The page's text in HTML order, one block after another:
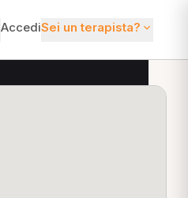
AccediSei un terapista?